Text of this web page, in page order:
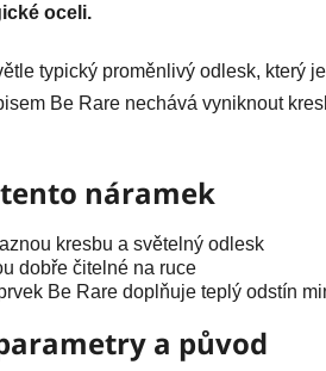
oceli.
typický proměnlivý odlesk, který
Be Rare nechává vyniknout
náramek
kresbu a světelný odlesk
dobře čitelné na ruce
Be Rare doplňuje teplý odstín
a původ